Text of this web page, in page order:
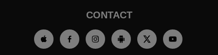
CONTACT